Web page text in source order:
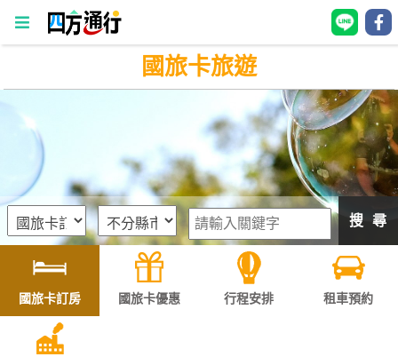
四
通
房
灣
訂
房
國旅卡旅遊
搜 尋
國旅卡訂房 國旅卡優惠 行程安排 租車預約